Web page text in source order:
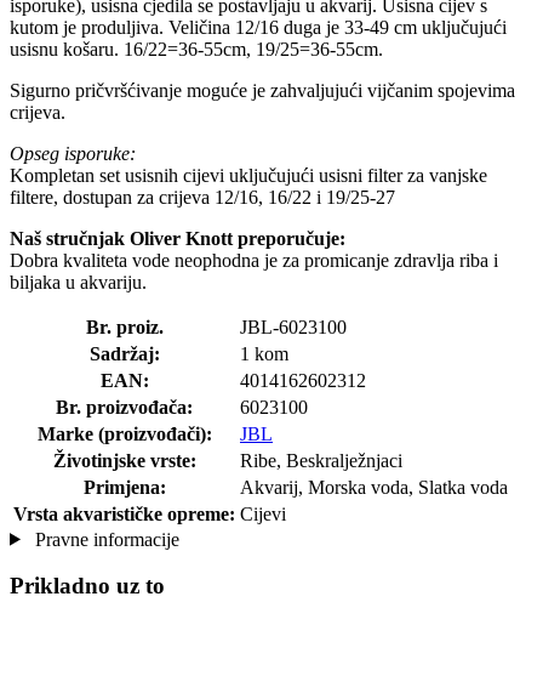
isporuke), usisna cjedila se postavljaju u akvarij. Usisna cijev s
kutom je produljiva. Veličina 12/16 duga je 33-49 cm uključujući
usisnu košaru. 16/22=36-55cm, 19/25=36-55cm.
Sigurno pričvršćivanje moguće je zahvaljujući vijčanim spojevima
crijeva.
Opseg isporuke:
Kompletan set usisnih cijevi uključujući usisni filter za vanjske
filtere, dostupan za crijeva 12/16, 16/22 i 19/25-27
Naš stručnjak Oliver Knott preporučuje:
Dobra kvaliteta vode neophodna je za promicanje zdravlja riba i
biljaka u akvariju.
Br. proiz.
JBL-6023100
Sadržaj:
1 kom
EAN:
4014162602312
Br. proizvođača:
6023100
Marke (proizvođači):
JBL
Životinjske vrste:
Ribe, Beskralježnjaci
Primjena:
Akvarij, Morska voda, Slatka voda
Vrsta akvarističke opreme: Cijevi
Pravne informacije
Prikladno uz to